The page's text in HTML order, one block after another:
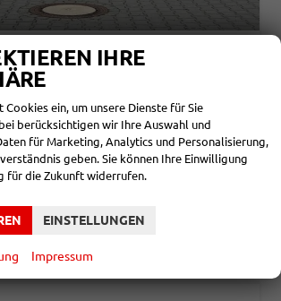
DSG 85KW WINTER
Getriebe Automatik
Leistung 85 kW (116 PS)
DETAILS
126,00 g/km
IHRE
Cookies ein, um unsere Dienste für Sie
berücksichtigen wir Ihre Auswahl und
für Marketing, Analytics und Personalisierung,
geben. Sie können Ihre Einwilligung
für die Zukunft widerrufen.
EINSTELLUNGEN
Impressum